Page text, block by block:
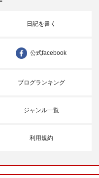
日記を書く
公式facebook
ブログランキング
ジャンル一覧
利用規約